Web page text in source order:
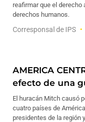
reafirmar que el
derechos humanos.
Corresponsal de IPS
AMERICA
efecto de una
El huracán Mitch causó
cuatro países de
presidentes de la región